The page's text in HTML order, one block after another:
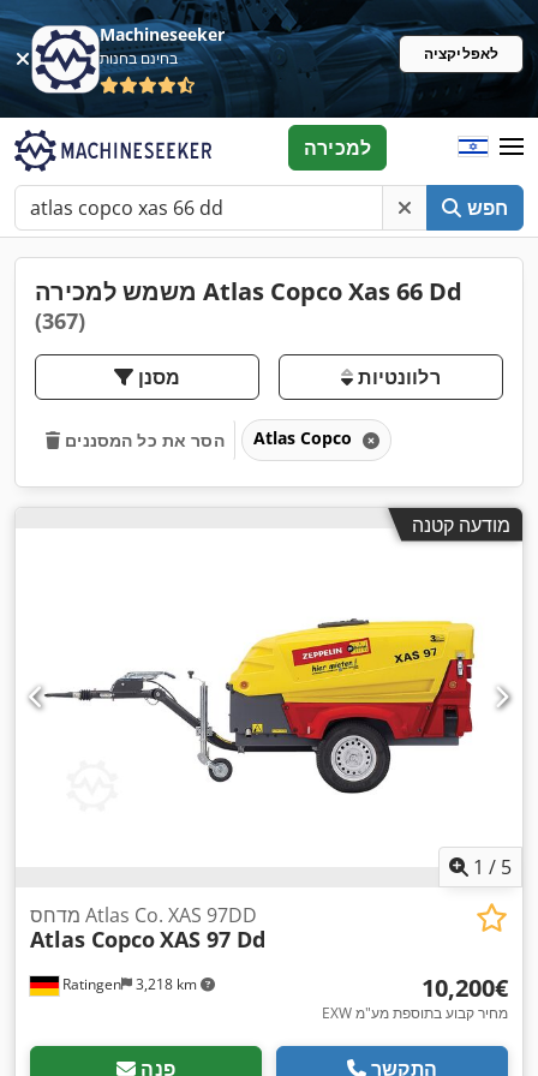
Machineseeker
בחינם בחנות לאפליקציה
חפש
למכירה
משמש למכירה Atlas Copco Xas 66 Dd
(367)
מסנן רלוונטיות
הסר את כל המסננים Atlas Copco
מודעה קטנה
1 / 5
Ratingen 3,218 km
מדחס Atlas Co. XAS 97DD
Atlas CopcoXAS 97 Dd
‏10,200 ‏€
EXW מחיר קבוע בתוספת מע"מ
פנה התקשר